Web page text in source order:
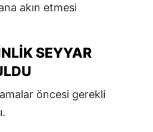
akın etmesi
SEYYAR
öncesi gerekli